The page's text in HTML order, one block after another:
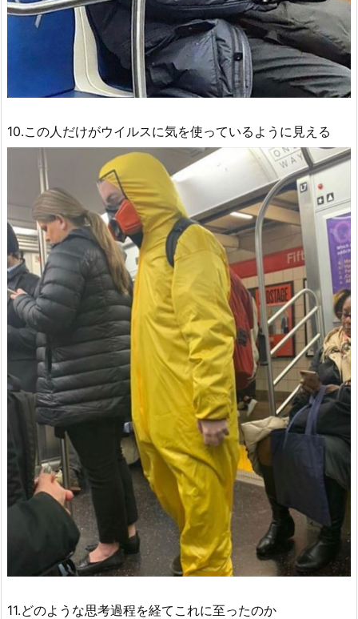
10.この人だけがウイルスに気を使っているように見える
11.どのような思考過程を経てこれに至ったのか